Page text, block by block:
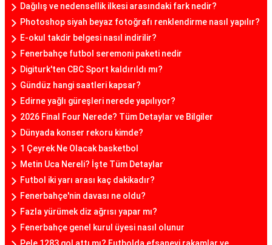
Dağılış ve nedensellik ilkesi arasındaki fark nedir?
Photoshop siyah beyaz fotoğrafı renklendirme nasıl yapılır?
E-okul takdir belgesi nasıl indirilir?
Fenerbahçe futbol seremoni paketi nedir
Digiturk'ten CBC Sport kaldırıldı mı?
Gündüz hangi saatleri kapsar?
Edirne yağlı güreşleri nerede yapılıyor?
2026 Final Four Nerede? Tüm Detaylar ve Bilgiler
Dünyada konser rekoru kimde?
1 Çeyrek Ne Olacak basketbol
Metin Uca Nereli? İşte Tüm Detaylar
Futbol iki yarı arası kaç dakikadır?
Fenerbahçe'nin davası ne oldu?
Fazla yürümek diz ağrısı yapar mı?
Fenerbahçe genel kurul üyesi nasıl olunur